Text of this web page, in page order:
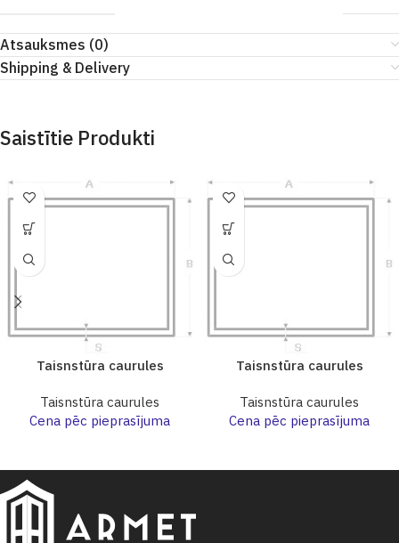
Atsauksmes (0)
Shipping & Delivery
Saistītie Produkti
Taisnstūra caurules
Taisnstūra caurules
Cena pēc pieprasījuma
Taisnstūra caurules
Taisnstūra caurules
Cena pēc pieprasījuma